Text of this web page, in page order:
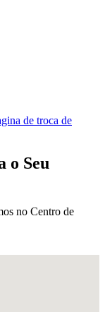
de troca de
o Seu
no Centro de